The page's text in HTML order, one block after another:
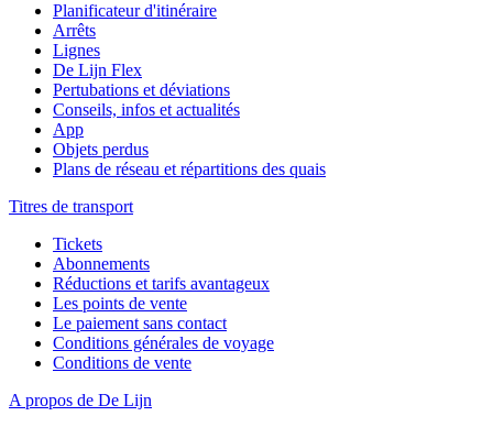
Planificateur d'itinéraire
Arrêts
Lignes
De Lijn Flex
Pertubations et déviations
Conseils, infos et actualités
App
Objets perdus
Plans de réseau et répartitions des quais
Titres de transport
Tickets
Abonnements
Réductions et tarifs avantageux
Les points de vente
Le paiement sans contact
Conditions générales de voyage
Conditions de vente
A propos de De Lijn